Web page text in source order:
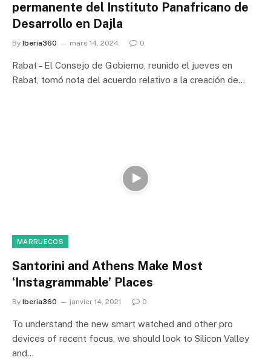
permanente del Instituto Panafricano de
Desarrollo en Dajla
By Iberia360 mars 14, 2024 0
Rabat – El Consejo de Gobierno, reunido el jueves en
Rabat, tomó nota del acuerdo relativo a la creación de…
MARRUECOS
Santorini and Athens Make Most
‘Instagrammable’ Places
By Iberia360 janvier 14, 2021 0
To understand the new smart watched and other pro
devices of recent focus, we should look to Silicon Valley
and…